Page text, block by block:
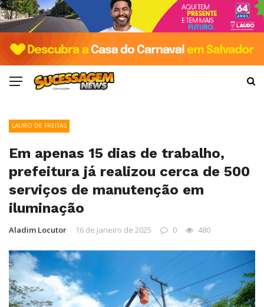
LAURO DE FREITAS
Em apenas 15 dias de trabalho,
prefeitura já realizou cerca de 500
serviços de manutenção em
iluminação
Aladim Locutor 16 de janeiro de 2025 0 480